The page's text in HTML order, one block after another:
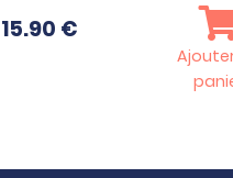
15.90 €